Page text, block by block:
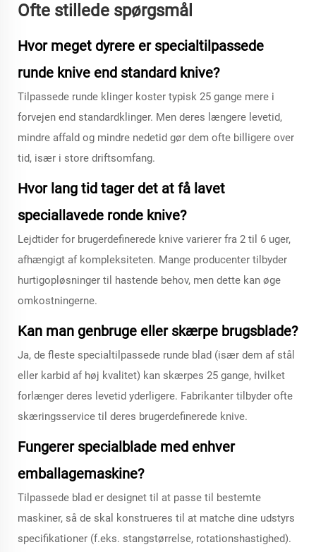
Ofte stillede spørgsmål
Hvor meget dyrere er specialtilpassede
runde knive end standard knive?
Tilpassede runde klinger koster typisk 25 gange mere i
forvejen end standardklinger. Men deres længere levetid,
mindre affald og mindre nedetid gør dem ofte billigere over
tid, især i store driftsomfang.
Hvor lang tid tager det at få lavet
speciallavede ronde knive?
Lejdtider for brugerdefinerede knive varierer fra 2 til 6 uger,
afhængigt af kompleksiteten. Mange producenter tilbyder
hurtigopløsninger til hastende behov, men dette kan øge
omkostningerne.
Kan man genbruge eller skærpe brugsblade?
Ja, de fleste specialtilpassede runde blad (især dem af stål
eller karbid af høj kvalitet) kan skærpes 25 gange, hvilket
forlænger deres levetid yderligere. Fabrikanter tilbyder ofte
skæringsservice til deres brugerdefinerede knive.
Fungerer specialblade med enhver
emballagemaskine?
Tilpassede blad er designet til at passe til bestemte
maskiner, så de skal konstrueres til at matche dine udstyrs
specifikationer (f.eks. stangstørrelse, rotationshastighed).